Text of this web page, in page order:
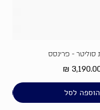
- פרינסס
הוספה לסל